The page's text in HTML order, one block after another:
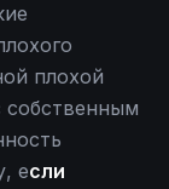
плохой
если